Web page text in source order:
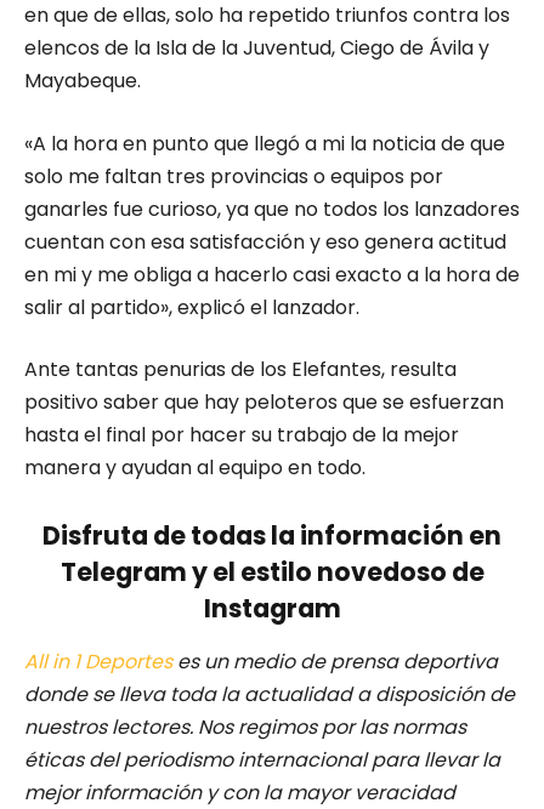
en que de ellas, solo ha repetido triunfos contra los
elencos de la Isla de la Juventud, Ciego de Ávila y
Mayabeque.
«A la hora en punto que llegó a mi la noticia de que
solo me faltan tres provincias o equipos por
ganarles fue curioso, ya que no todos los lanzadores
cuentan con esa satisfacción y eso genera actitud
en mi y me obliga a hacerlo casi exacto a la hora de
salir al partido», explicó el lanzador.
Ante tantas penurias de los Elefantes, resulta
positivo saber que hay peloteros que se esfuerzan
hasta el final por hacer su trabajo de la mejor
manera y ayudan al equipo en todo.
Disfruta de todas la información en
Telegram y el estilo novedoso de
Instagram
All in 1 Deporteses un medio de prensa deportiva
donde se lleva toda la actualidad a disposición de
nuestros lectores. Nos regimos por las normas
éticas del periodismo internacional para llevar la
mejor información y con la mayor veracidad